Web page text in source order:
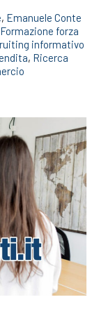
, Emanuele Conte
Formazione forza
informativo
, Ricerca